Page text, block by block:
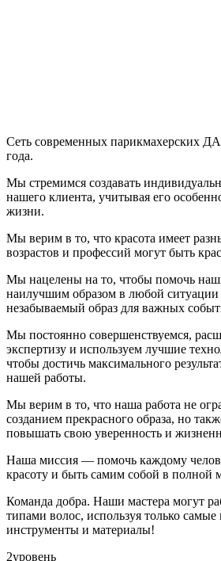
Сеть современных парикмахерских
года.
Мы стремимся создавать
нашего клиента, учитывая его
жизни.
Мы верим в то, что красота имеет
возрастов и профессий могут быть
Мы нацелены на то, чтобы помочь
наилучшим образом в любой ситуации
незабываемый образ для важных
Мы постоянно совершенствуемся,
экспертизу и используем лучшие
чтобы достичь максимального
нашей работы.
Мы верим в то, что наша работа не
созданием прекрасного образа, но
повышать свою уверенность и
Наша миссия — помочь каждому
красоту и быть самим собой в полной
Команда добра. Наши мастера могут
типами волос, используя только самые
инструменты и материалы!
2уровень